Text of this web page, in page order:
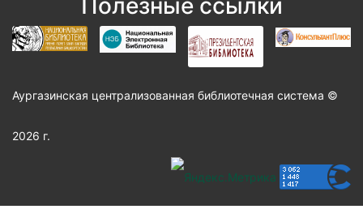
Полезные ссылки
Аургазинская централизованная библиотечная система ©
2026 г.